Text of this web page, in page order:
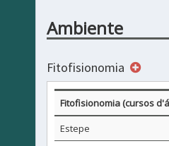
Ambiente
Fitofisionomia
Fitofisionomia (cursos
Estepe